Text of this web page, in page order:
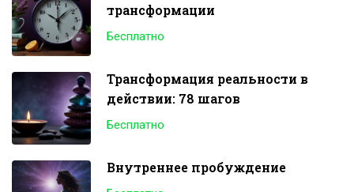
трансформации
Бесплатно
Трансформация реальности в
действии: 78 шагов
Бесплатно
Внутреннее пробуждение